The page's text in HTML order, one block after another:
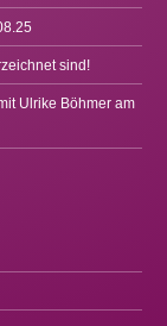
sind!
Ulrike Böhmer am